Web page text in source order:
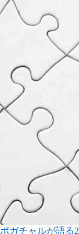
ポガチャルが語る